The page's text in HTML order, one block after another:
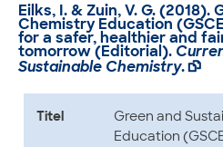
Eilks, I. & Zuin, V. G.
Chemistry Education
for a safer, healthier and
tomorrow (Editorial).
Sustainable Chemistry. 
Titel
Green and
Education